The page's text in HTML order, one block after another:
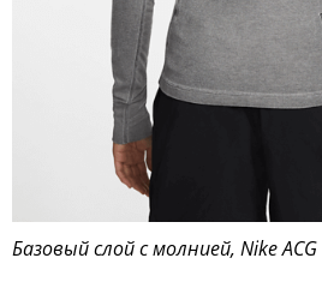
Базовый слой с молнией, Nike AСG